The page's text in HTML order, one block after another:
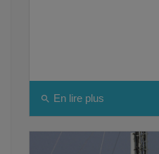
search En lire plus